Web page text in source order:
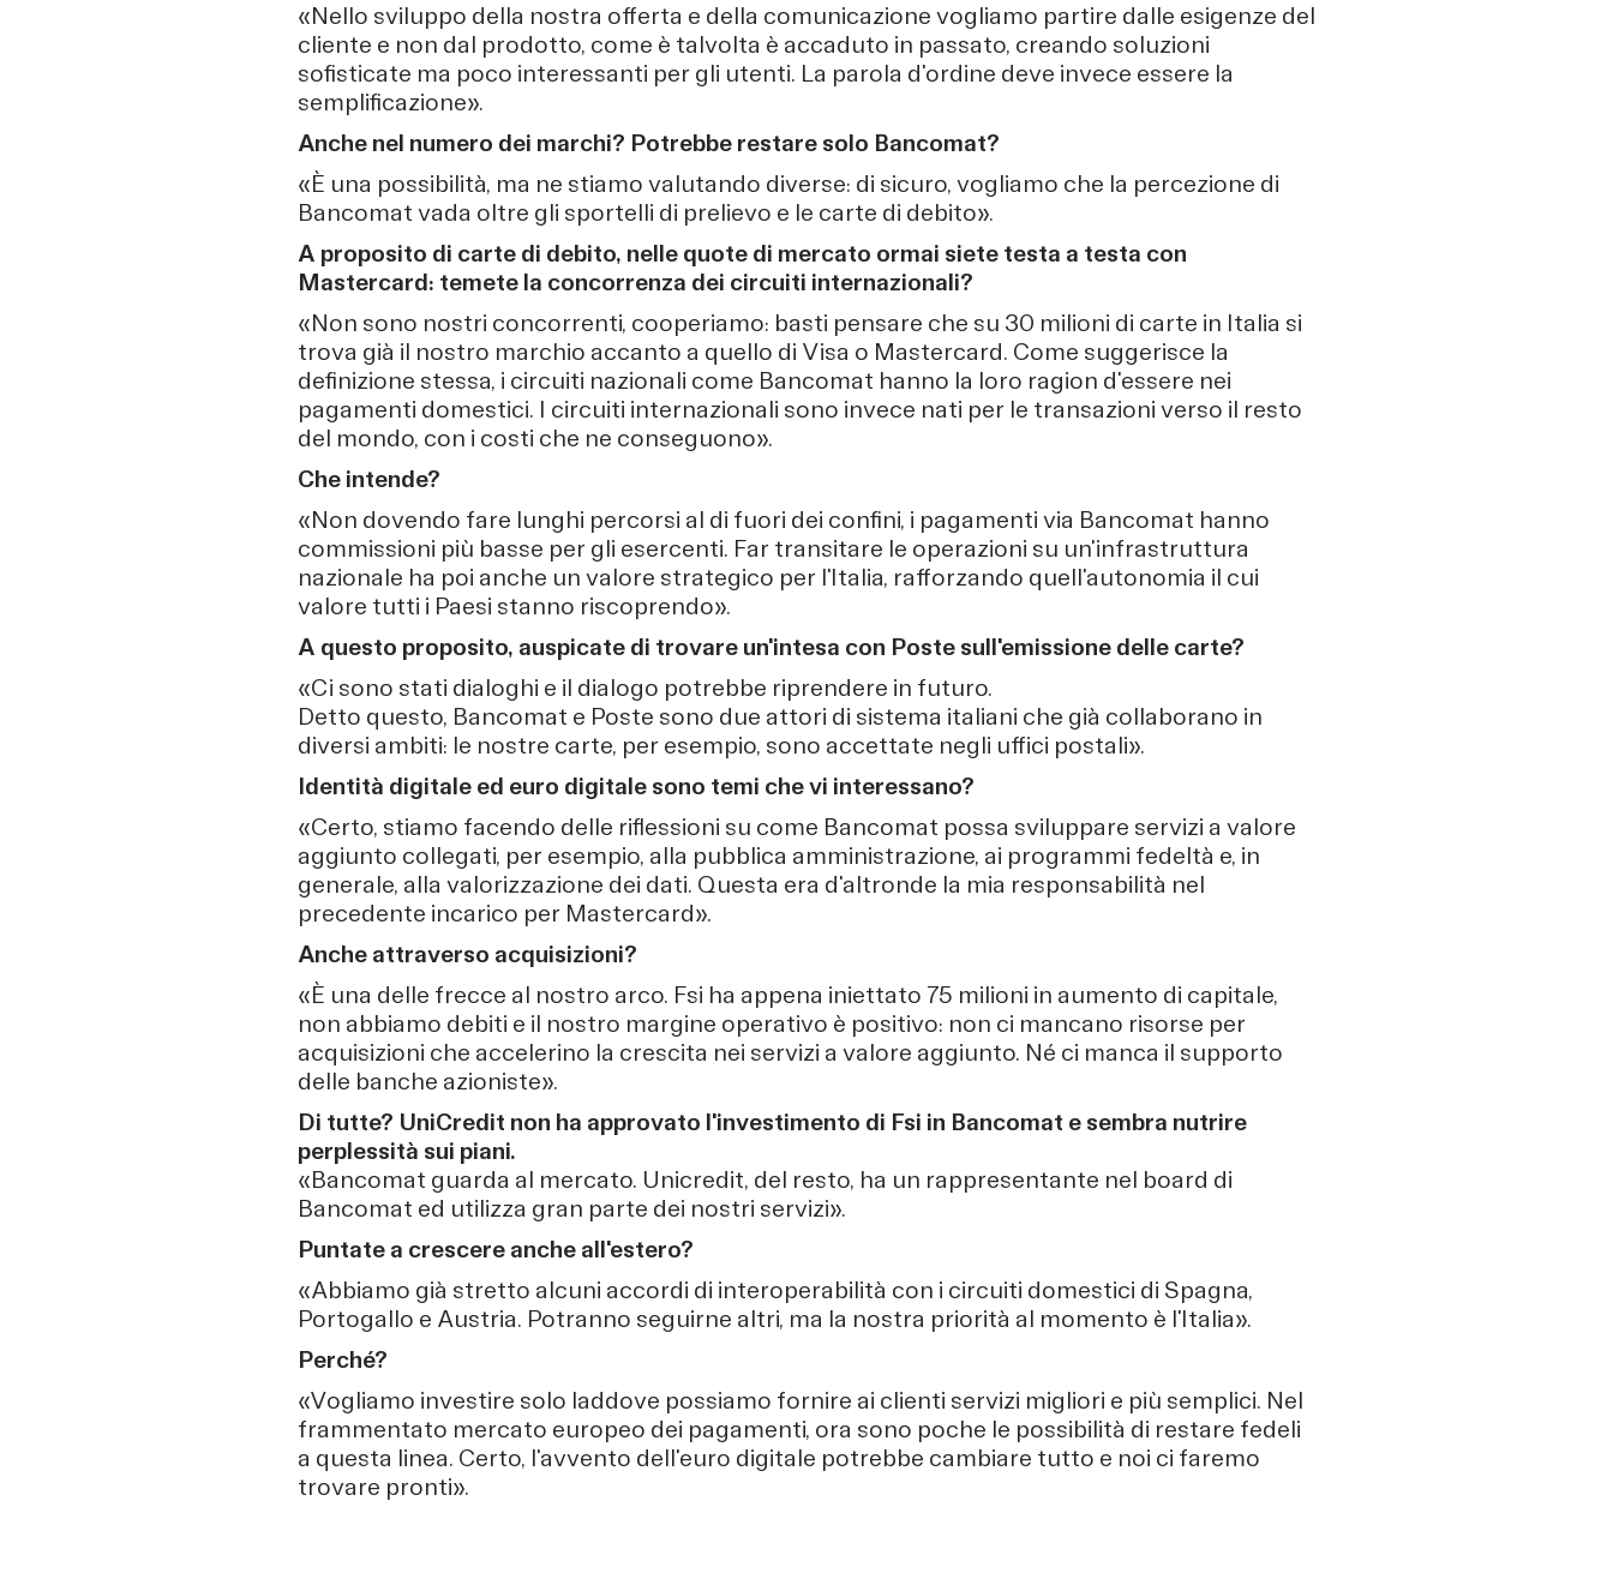
«Nello sviluppo della nostra offerta e della comunicazione vogliamo partire dalle esigenze del
cliente e non dal prodotto, come è talvolta è accaduto in passato, creando soluzioni
sofisticate ma poco interessanti per gli utenti. La parola d'ordine deve invece essere la
semplificazione».
Anche nel numero dei marchi? Potrebbe restare solo Bancomat?
«È una possibilità, ma ne stiamo valutando diverse: di sicuro, vogliamo che la percezione di
Bancomat vada oltre gli sportelli di prelievo e le carte di debito».
A proposito di carte di debito, nelle quote di mercato ormai siete testa a testa con
Mastercard: temete la concorrenza dei circuiti internazionali?
«Non sono nostri concorrenti, cooperiamo: basti pensare che su 30 milioni di carte in Italia si
trova già il nostro marchio accanto a quello di Visa o Mastercard. Come suggerisce la
definizione stessa, i circuiti nazionali come Bancomat hanno la loro ragion d'essere nei
pagamenti domestici. I circuiti internazionali sono invece nati per le transazioni verso il resto
del mondo, con i costi che ne conseguono».
Che intende?
«Non dovendo fare lunghi percorsi al di fuori dei confini, i pagamenti via Bancomat hanno
commissioni più basse per gli esercenti. Far transitare le operazioni su un'infrastruttura
nazionale ha poi anche un valore strategico per l'Italia, rafforzando quell'autonomia il cui
valore tutti i Paesi stanno riscoprendo».
A questo proposito, auspicate di trovare un'intesa con Poste sull'emissione delle carte?
«Ci sono stati dialoghi e il dialogo potrebbe riprendere in futuro.
Detto questo, Bancomat e Poste sono due attori di sistema italiani che già collaborano in
diversi ambiti: le nostre carte, per esempio, sono accettate negli uffici postali».
Identità digitale ed euro digitale sono temi che vi interessano?
«Certo, stiamo facendo delle riflessioni su come Bancomat possa sviluppare servizi a valore
aggiunto collegati, per esempio, alla pubblica amministrazione, ai programmi fedeltà e, in
generale, alla valorizzazione dei dati. Questa era d'altronde la mia responsabilità nel
precedente incarico per Mastercard».
Anche attraverso acquisizioni?
«È una delle frecce al nostro arco. Fsi ha appena iniettato 75 milioni in aumento di capitale,
non abbiamo debiti e il nostro margine operativo è positivo: non ci mancano risorse per
acquisizioni che accelerino la crescita nei servizi a valore aggiunto. Né ci manca il supporto
delle banche azioniste».
Di tutte? UniCredit non ha approvato l'investimento di Fsi in Bancomat e sembra nutrire
perplessità sui piani.
«Bancomat guarda al mercato. Unicredit, del resto, ha un rappresentante nel board di
Bancomat ed utilizza gran parte dei nostri servizi».
Puntate a crescere anche all'estero?
«Abbiamo già stretto alcuni accordi di interoperabilità con i circuiti domestici di Spagna,
Portogallo e Austria. Potranno seguirne altri, ma la nostra priorità al momento è l'Italia».
Perché?
«Vogliamo investire solo laddove possiamo fornire ai clienti servizi migliori e più semplici. Nel
frammentato mercato europeo dei pagamenti, ora sono poche le possibilità di restare fedeli
a questa linea. Certo, l'avvento dell'euro digitale potrebbe cambiare tutto e noi ci faremo
trovare pronti».